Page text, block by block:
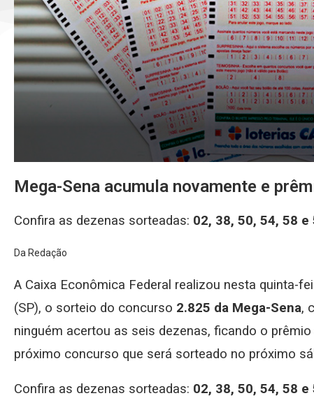
Mega-Sena acumula novamente e
Confira as dezenas sorteadas: 02, 38, 50, 54, 58 e
Da Redação
A Caixa Econômica Federal realizou nesta quinta-
(SP), o sorteio do concurso 2.825 da Mega-Sena,
ninguém acertou as seis dezenas, ficando o
próximo concurso que será sorteado no próximo
Confira as dezenas sorteadas: 02, 38, 50, 54, 58 e